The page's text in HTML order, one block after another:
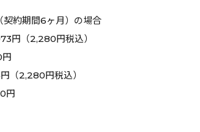
約期間6ヶ月）の場合
円（2,280円税込）
（2,280円税込）
円